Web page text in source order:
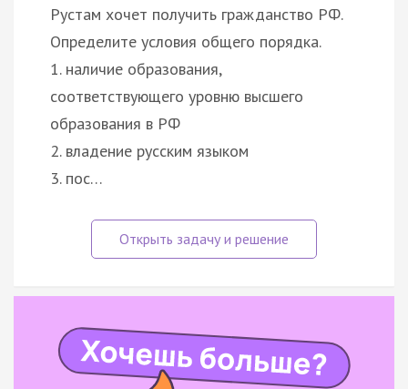
Рустам хочет получить гражданство РФ.
Определите условия общего порядка.
1. наличие образования,
соответствующего уровню высшего
образования в РФ
2. владение русским языком
3. пос…